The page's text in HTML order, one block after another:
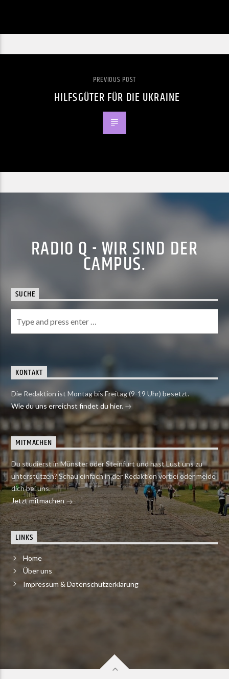
PREVIOUS POST
HILFSGÜTER FÜR DIE UKRAINE
RADIO Q - WIR SIND DER
CAMPUS.
SUCHE
KONTAKT
Die Redaktion ist Montag bis Freitag (9-19 Uhr) besetzt.
Wie du uns erreichst findet du hier.
MITMACHEN
Du studierst in Münster oder Steinfurt und hast Lust uns zu
unterstützen? Schau einfach in der Redaktion vorbei oder melde
dich bei uns.
Jetzt mitmachen
LINKS
Home
Über uns
Impressum & Datenschutzerklärung